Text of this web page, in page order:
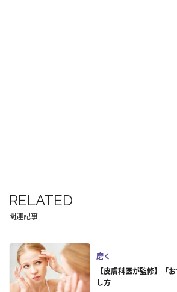
RELATED
関連記事
磨く
【皮膚科医が監修】「
し方